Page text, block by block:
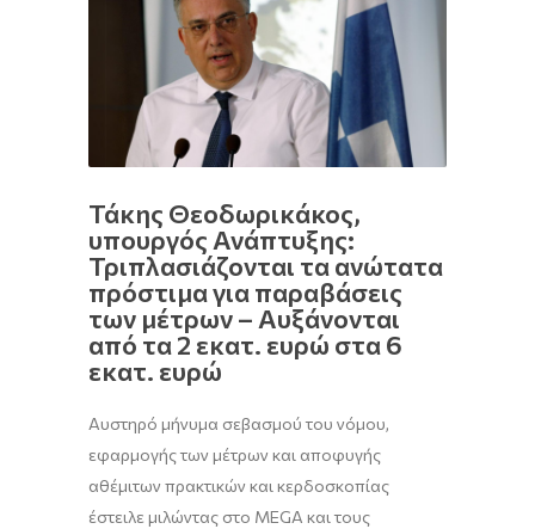
Τάκης Θεοδωρικάκος,
υπουργός Ανάπτυξης:
Τριπλασιάζονται τα ανώτατα
πρόστιμα για παραβάσεις
των μέτρων – Αυξάνονται
από τα 2 εκατ. ευρώ στα 6
εκατ. ευρώ
Αυστηρό μήνυμα σεβασμού του νόμου,
εφαρμογής των μέτρων και αποφυγής
αθέμιτων πρακτικών και κερδοσκοπίας
έστειλε μιλώντας στο MEGA και τους